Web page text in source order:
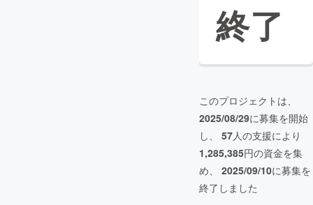
終了
このプロジェクトは、
2025/08/29に募集を開始
し、 57人の支援により
1,285,385円の資金を集
め、 2025/09/10に募集を
終了しました